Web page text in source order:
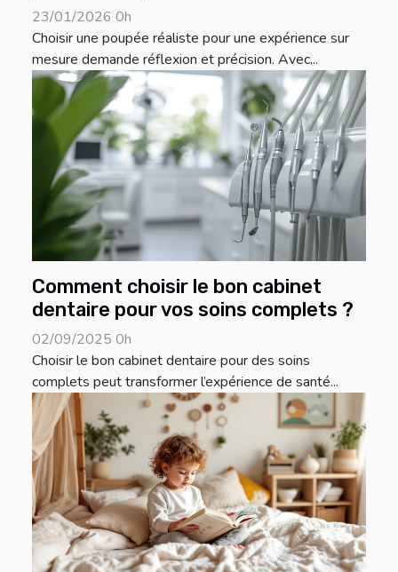
23/01/2026 0h
Choisir une poupée réaliste pour une expérience sur
mesure demande réflexion et précision. Avec...
Comment choisir le bon cabinet
dentaire pour vos soins complets ?
02/09/2025 0h
Choisir le bon cabinet dentaire pour des soins
complets peut transformer l’expérience de santé...